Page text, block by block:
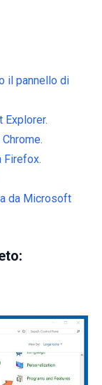
il pannello di
Explorer.
Firefox.
da Microsoft